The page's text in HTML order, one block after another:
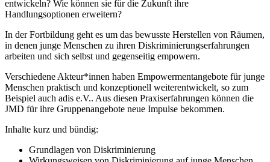
entwickeln? Wie können sie für die Zukunft ihre
Handlungsoptionen erweitern?
In der Fortbildung geht es um das bewusste Herstellen von Räumen,
in denen junge Menschen zu ihren Diskriminierungserfahrungen
arbeiten und sich selbst und gegenseitig empowern.
Verschiedene Akteur*innen haben Empowermentangebote für junge
Menschen praktisch und konzeptionell weiterentwickelt, so zum
Beispiel auch adis e.V.. Aus diesen Praxiserfahrungen können die
JMD für ihre Gruppenangebote neue Impulse bekommen.
Inhalte kurz und bündig:
Grundlagen von Diskriminierung